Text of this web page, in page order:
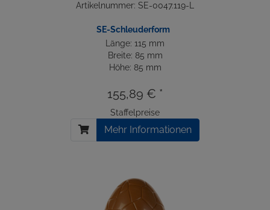
Artikelnummer: SE-0047.119-L
SE-Schleuderform
Länge: 115 mm
Breite: 85 mm
Höhe: 85 mm
155,89 € *
Staffelpreise
Mehr Informationen